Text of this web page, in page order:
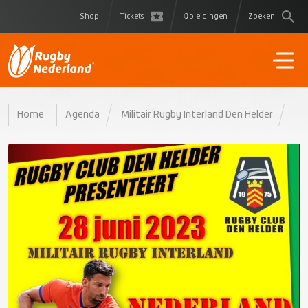
Shop Tickets Opleidingen Zoeken
Home Agenda Militair Rugby Interland Den Helder